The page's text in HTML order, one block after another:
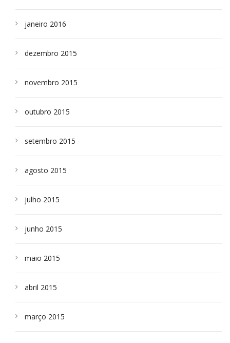
janeiro 2016
dezembro 2015
novembro 2015
outubro 2015
setembro 2015
agosto 2015
julho 2015
junho 2015
maio 2015
abril 2015
março 2015